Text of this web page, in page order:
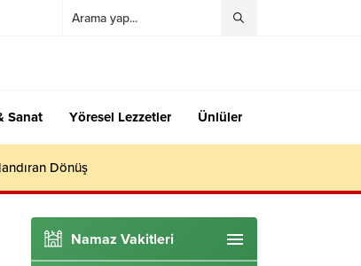
Sanat Yöresel Lezzetler Ünlüler
Dönüş
Namaz Vakitleri